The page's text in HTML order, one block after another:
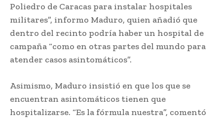
Poliedro de Caracas para instalar hospitales
militares”, informo Maduro, quien añadió que
dentro del recinto podría haber un hospital de
campaña “como en otras partes del mundo para
atender casos asintomáticos”.
Asimismo, Maduro insistió en que los que se
encuentran asintomáticos tienen que
hospitalizarse. “Es la fórmula nuestra”, comentó